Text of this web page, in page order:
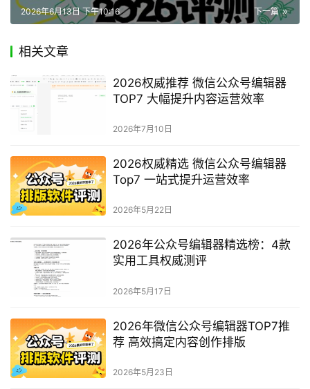
下一篇
2026年6月13日 下午10:16
相关文章
2026权威推荐 微信公众号编辑器
TOP7 大幅提升内容运营效率
2026年7月10日
2026权威精选 微信公众号编辑器
Top7 一站式提升运营效率
2026年5月22日
2026年公众号编辑器精选榜：4款
实用工具权威测评
2026年5月17日
2026年微信公众号编辑器TOP7推
荐 高效搞定内容创作排版
2026年5月23日